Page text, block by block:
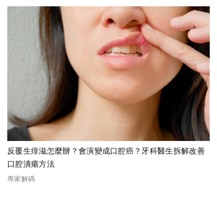
反覆生痱滋怎麼辦？會演變成口腔癌？牙科醫生拆解改善
口腔潰瘍方法
專家解碼